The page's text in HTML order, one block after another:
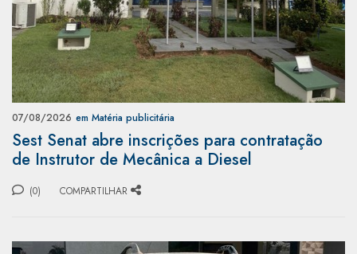
07/08/2026 em Matéria publicitária
Sest Senat abre inscrições para contratação
de Instrutor de Mecânica a Diesel
(0) COMPARTILHAR